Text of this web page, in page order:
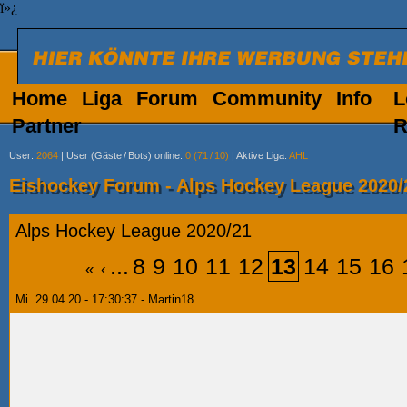
ï»¿
Home Liga Forum Community
Info
Partner
User: 2064 | User (Gäste/ Bots) online: 0 (71 / 10) | Aktive Liga: AHL
Eishockey Forum - Alps Hockey League 2020/
Alps Hockey League 2020/21
« ‹ ... 8 9 10 11 12 13 14 15 16
Mi. 29.04.20 - 17:30:37 - Martin18